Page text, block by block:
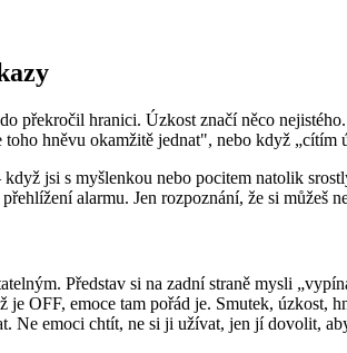
překročil hranici. Úzkost značí něco
hněvu okamžitě jednat", nebo když „cítím
jsi s myšlenkou nebo pocitem natolik
alarmu. Jen rozpoznání, že si můžeš
Představ si na zadní straně mysli
je OFF, emoce tam pořád je. Smutek,
Ne emoci chtít, ne si ji užívat, jen jí dovolit,